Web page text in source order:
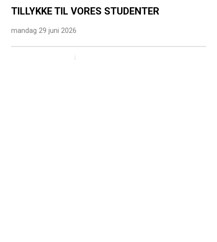
TILLYKKE TIL VORES STUDENTER
mandag 29 juni 2026